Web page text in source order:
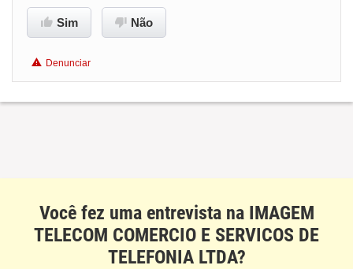
Sim Não
Denunciar
Você fez uma entrevista na IMAGEM
TELECOM COMERCIO E SERVICOS DE
TELEFONIA LTDA?